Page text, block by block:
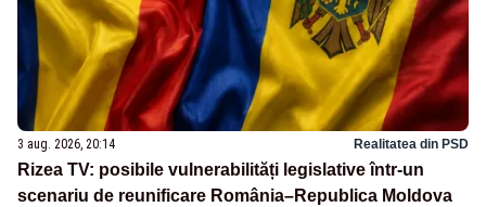
3 aug. 2026, 20:14 Realitatea din PSD
Rizea TV: posibile vulnerabilități legislative într-un
scenariu de reunificare România–Republica Moldova